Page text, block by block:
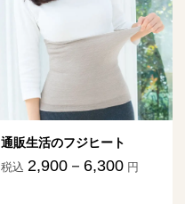
ダニ捕りマット「これが元
祖だ」